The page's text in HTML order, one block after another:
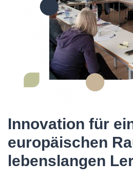
Innovation für
europäischen
lebenslangen